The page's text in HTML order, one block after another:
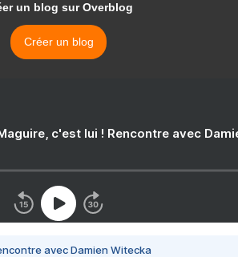
un blog sur Overblog
Créer un blog
c'est lui ! Rencontre avec
avec Damien Witecka